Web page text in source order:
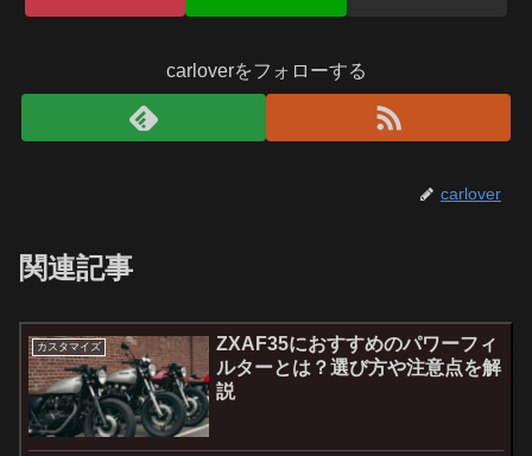
carloverをフォローする
carlover
関連記事
カスタマイズ
ZXAF35におすすめのパワーフィ
ルターとは？選び方や注意点を解
説